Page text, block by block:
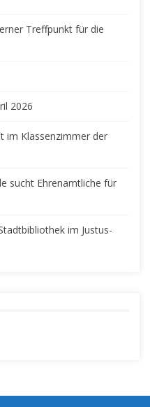
Treffpunkt für die
2026
im Klassenzimmer der
sucht Ehrenamtliche für
im Justus-